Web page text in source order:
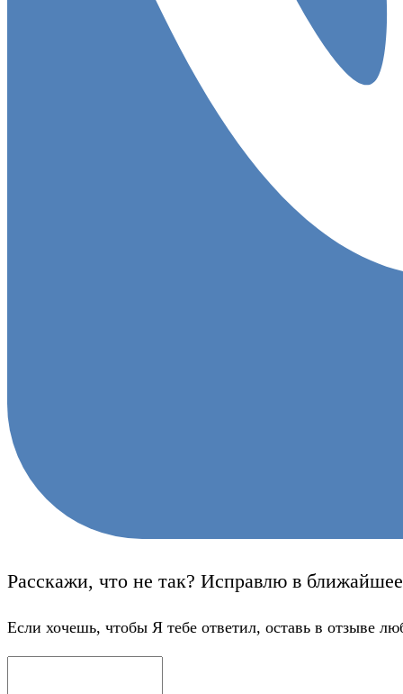
Расскажи, что не так? Исправлю в
Если хочешь, чтобы Я тебе ответил, оставь в отзыве